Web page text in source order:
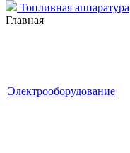
Топливная аппаратура
Главная
Электрооборудование